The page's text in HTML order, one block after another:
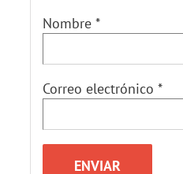
Nombre *
Correo electrónico *